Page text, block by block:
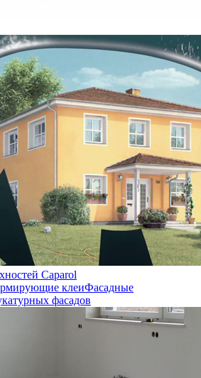
Caparol
клеиФасадные
фасадов